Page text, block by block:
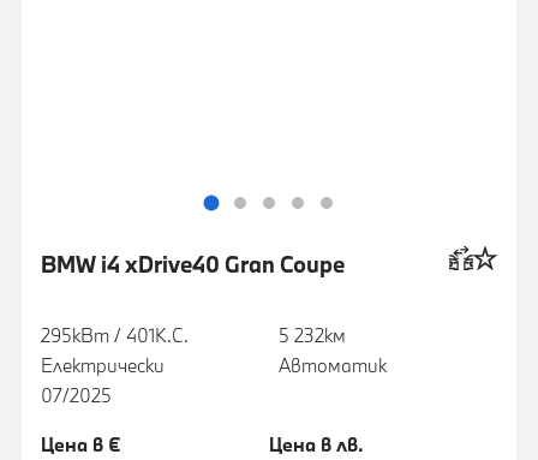
BMW i4 xDrive40 Gran Coupe
295кВт / 401К.С.
Електрически
07/2025
5 232км
Автоматик
Цена в € Цена в лв.